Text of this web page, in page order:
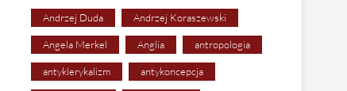
Andrzej Duda Andrzej Koraszewski
Angela Merkel Anglia antropologia
antyklerykalizm antykoncepcja